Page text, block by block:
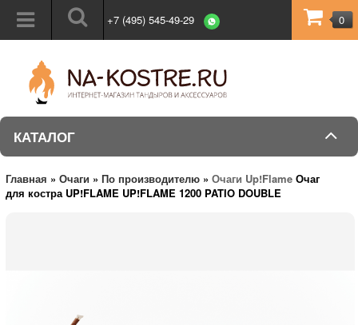
+7 (495) 545-49-29 0
КАТАЛОГ
Главная » Очаги » По производителю » Очаги Up!Flame Очаг
для костра UP!FLAME UP!FLAME 1200 PATIO DOUBLE